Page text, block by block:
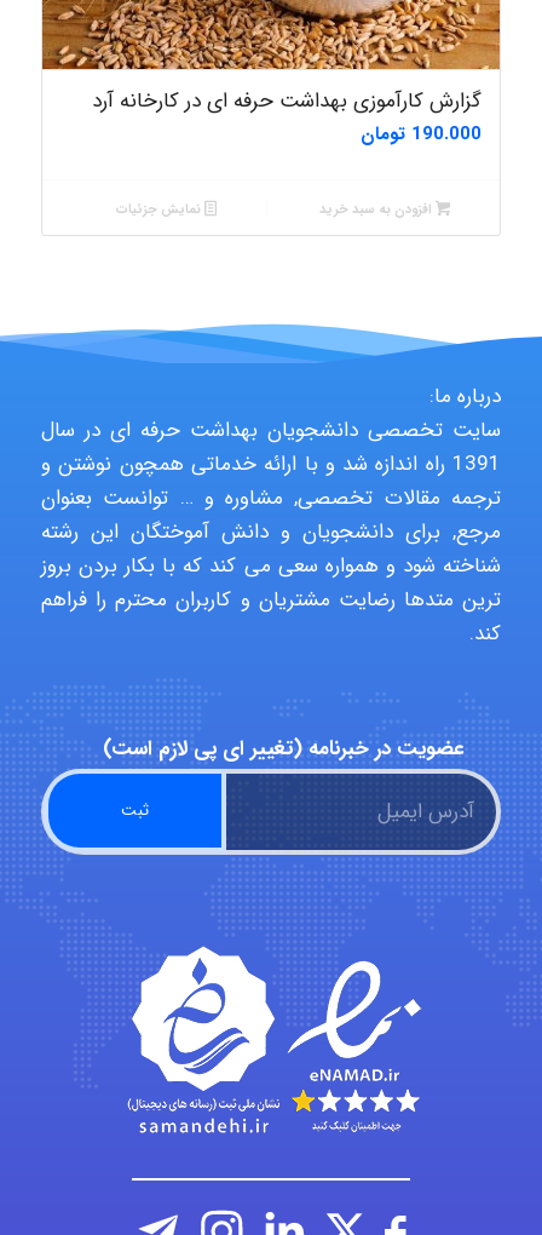
گزارش کارآموزی بهداشت حرفه ای در کارخانه آرد
190.000 تومان
افزودن به سبد خرید نمایش جزئیات
درباره ما:
سایت تخصصی دانشجویان بهداشت حرفه ای در سال
1391 راه اندازه شد و با ارائه خدماتی همچون نوشتن و
ترجمه مقالات تخصصی, مشاوره و … توانست بعنوان
مرجع, برای دانشجویان و دانش آموختگان این رشته
شناخته شود و همواره سعی می کند که با بکار بردن بروز
ترین متدها رضایت مشتریان و کاربران محترم را فراهم
کند.
عضویت در خبرنامه (تغییر ای پی لازم است)